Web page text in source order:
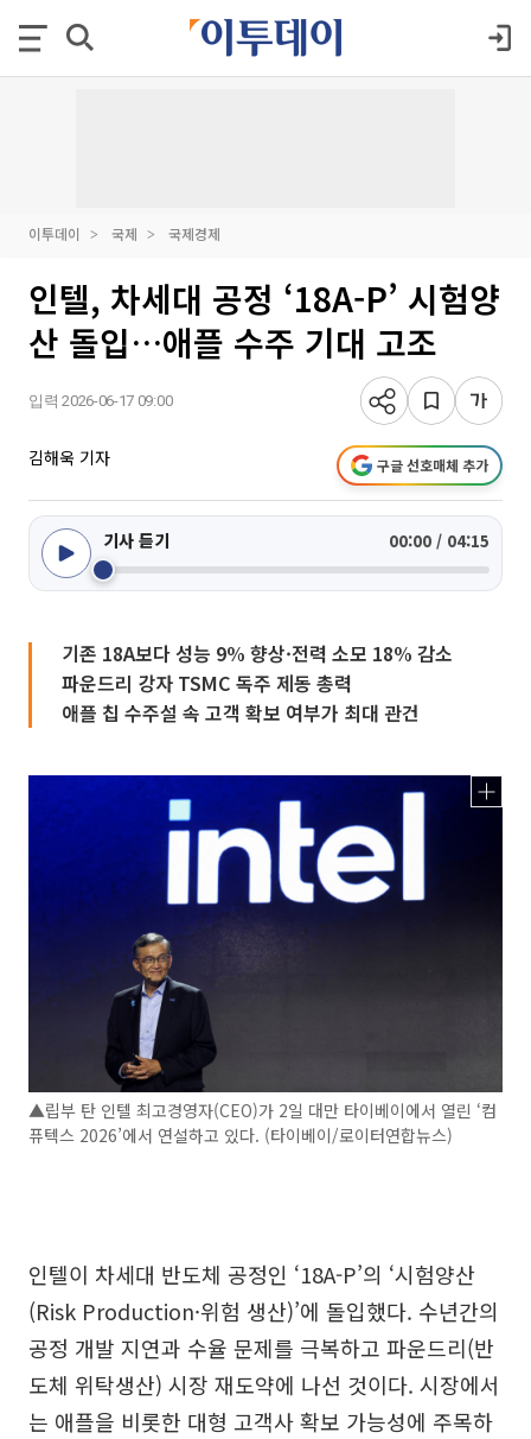
이투데이 국제 국제경제
인텔, 차세대 공정 ‘18A-P’ 시험양
산 돌입…애플 수주 기대 고조
입력 2026-06-17 09:00
김해욱 기자 구글 선호매체 추가
기사 듣기 00:00 / 04:15
기존 18A보다 성능 9% 향상·전력 소모 18% 감소
파운드리 강자 TSMC 독주 제동 총력
애플 칩 수주설 속 고객 확보 여부가 최대 관건
▲립부 탄 인텔 최고경영자(CEO)가 2일 대만 타이베이에서 열린 ‘컴
퓨텍스 2026’에서 연설하고 있다. (타이베이/로이터연합뉴스)
인텔이 차세대 반도체 공정인 ‘18A-P’의 ‘시험양산
(Risk Production·위험 생산)’에 돌입했다. 수년간의
공정 개발 지연과 수율 문제를 극복하고 파운드리(반
도체 위탁생산) 시장 재도약에 나선 것이다. 시장에서
는 애플을 비롯한 대형 고객사 확보 가능성에 주목하